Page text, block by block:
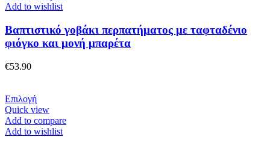
έχει
παραλλαγές.
Οι
επιλογές
σελίδα
του
προϊόντος
Add to wishlist
Βαπτιστικό γοβάκι περπατήματος με ταφταδένιο
φιόγκο και μονή μπαρέτα
€53.90
ΕπιλογήΑυτό
το
προϊόν
έχει
Quick view
Add to compare
Add to wishlist